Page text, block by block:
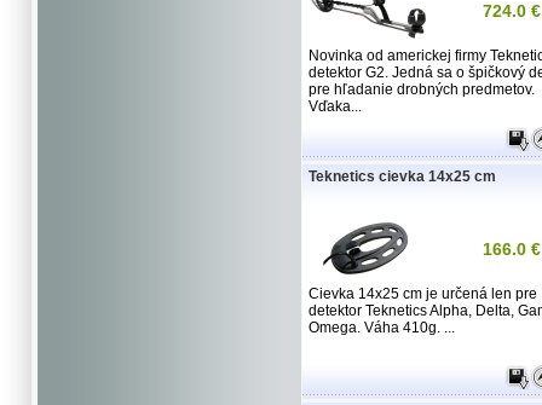
724.0 €
Novinka od americkej firmy
detektor G2. Jedná sa o špičkový
pre hľadanie drobných predmetov.
Vďaka...
Teknetics cievka 14x25 cm
166.0 €
Cievka 14x25 cm je určená len pre
detektor Teknetics Alpha, Delta,
Omega. Váha 410g. ...